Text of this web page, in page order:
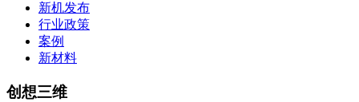
新机发布
行业政策
案例
新材料
创想三维